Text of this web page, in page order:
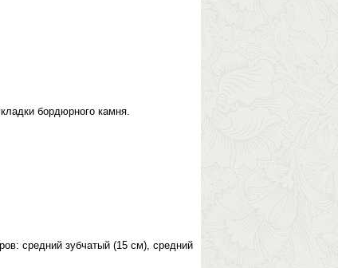
бордюрного камня.
средний зубчатый (15 см), средний